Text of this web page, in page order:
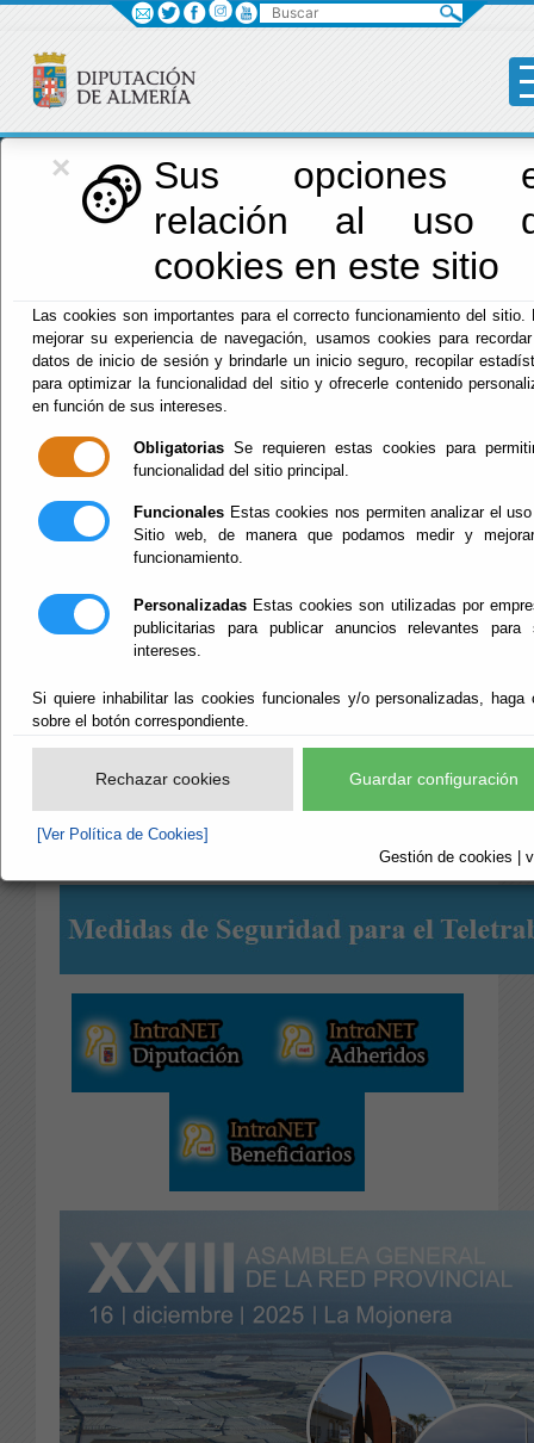
×
Sus opciones
relación al uso
cookies en este sitio
Las cookies son importantes para el correcto funcionamiento del sitio.
mejorar su experiencia de navegación, usamos cookies para
datos de inicio de sesión y brindarle un inicio seguro, recopilar
para optimizar la funcionalidad del sitio y ofrecerle contenido
en función de sus intereses.
Obligatorias Se requieren estas cookies para
funcionalidad del sitio principal.
Funcionales Estas cookies nos permiten analizar el
Sitio web, de manera que podamos medir y
funcionamiento.
Personalizadas Estas cookies son utilizadas por
publicitarias para publicar anuncios relevantes para
intereses.
Si quiere inhabilitar las cookies funcionales y/o personalizadas, haga
sobre el botón correspondiente.
Rechazar cookies Guardar configuración
[Ver Política de Cookies]
Gestión de cookies |
Red Provincial
de Almería
Menú RPC
www. rpc.almeria.es
(Utilidades para Usuarios de los Sistemas de la Red
Provincial)
Buscar